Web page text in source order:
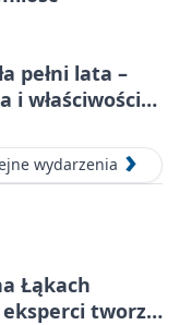
pełni lata –
i właściwości
wydarzenia
Łąkach
tworzą